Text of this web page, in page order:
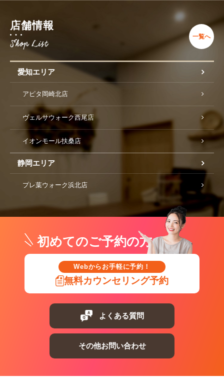
店舗情報
一覧へ
愛知エリア
アピタ岡崎北店
ヴェルサウォーク西尾店
イオンモール扶桑店
静岡エリア
プレ葉ウォーク浜北店
初めてのご予約の方
Webからお手軽に予約！
無料カウンセリング予約
よくある質問
その他お問い合わせ